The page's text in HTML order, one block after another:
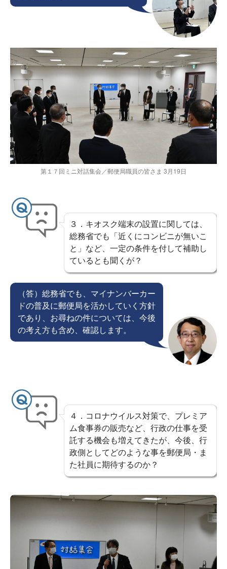
第１７回ミニ対話集会／郵便局職員の皆さま 3月19日
３．キオスク端末の設置に関しては、
総務省でも「近くにコンビニが無いこ
と」など、一定の条件を付して補助し
ているとも聞くが？
（答）総務省でも、マイナンバーカー
ドの普及に郵便局を活かしていく方針
であり、お尋ねの件については、今後
の考え方も含め、確認します。
４．コロナウイルス対策で、プレミア
ム食事券の販売など、行政の仕事を受
託する機会も増えてきたが、今後、行
政側としてどのような事を郵便局・ま
た社員に期待するのか？